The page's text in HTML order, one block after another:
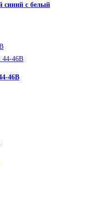
синий с белый
46В